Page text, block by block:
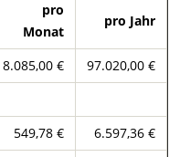
pro
Monat
pro Jahr
8.085,00 €
97.020,00 €
549,78 €
6.597,36 €